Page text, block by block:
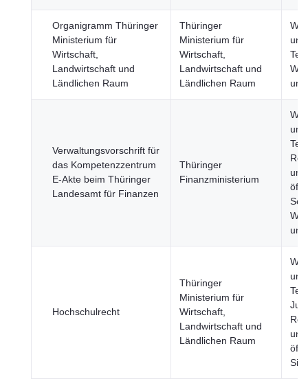
Organigramm Thüringer
Ministerium für
Wirtschaft,
Landwirtschaft und
Ländlichen Raum
Thüringer
Ministerium für
Wirtschaft,
Landwirtschaft und
Ländlichen Raum
und
Verwaltungsvorschrift für
das Kompetenzzentrum
E-Akte beim Thüringer
Landesamt für Finanzen
Thüringer
Finanzministerium
und
und
Hochschulrecht
Thüringer
Ministerium für
Wirtschaft,
Landwirtschaft und
Ländlichen Raum
und
und